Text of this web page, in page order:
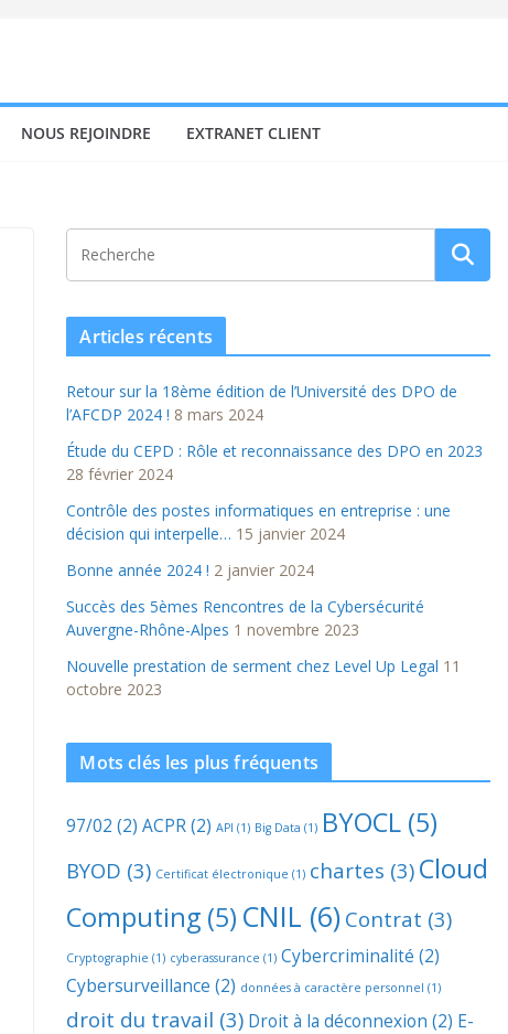
NOUS REJOINDRE EXTRANET CLIENT
Articles récents
Retour sur la 18ème édition de l’Université des DPO de
l’AFCDP 2024 ! 8 mars 2024
Étude du CEPD : Rôle et reconnaissance des DPO en 2023
28 février 2024
Contrôle des postes informatiques en entreprise : une
décision qui interpelle… 15 janvier 2024
Bonne année 2024 ! 2 janvier 2024
Succès des 5èmes Rencontres de la Cybersécurité
Auvergne-Rhône-Alpes 1 novembre 2023
Nouvelle prestation de serment chez Level Up Legal 11
octobre 2023
Mots clés les plus fréquents
97/02 (2) ACPR(2) API (1) Big Data (1) BYOCL (5)
BYOD (3) Certificat électronique (1) chartes (3) Cloud
Computing (5) CNIL (6) Contrat (3)
Cryptographie (1) cyberassurance (1) Cybercriminalité (2)
Cybersurveillance (2) données à caractère personnel (1)
droit du travail (3) Droit à la déconnexion (2) E-